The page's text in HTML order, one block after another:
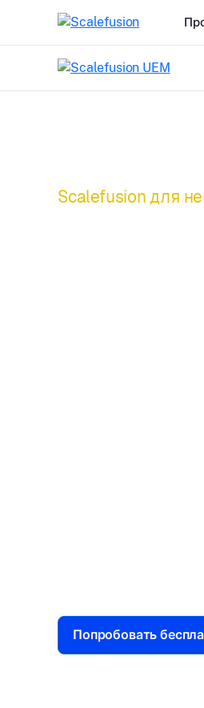
Scalefusion для
Попробовать